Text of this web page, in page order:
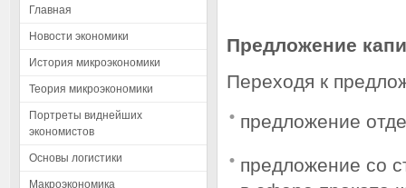
Главная
Новости экономики
История микроэкономики
Теория микроэкономики
Портреты виднейших
экономистов
Основы логистики
Макроэкономика
Предложение
Переходя к
предложение
предложение со